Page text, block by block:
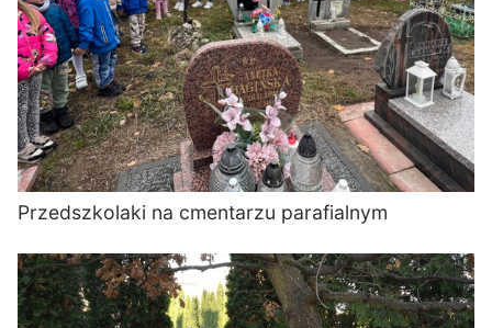
Przedszkolaki na cmentarzu parafialnym